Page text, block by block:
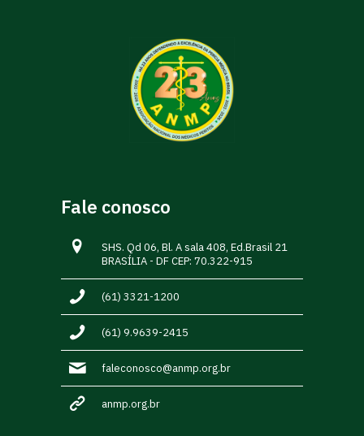
Fale conosco
SHS. Qd 06, Bl. A sala 408, Ed.Brasil 21
BRASÍLIA - DF CEP: 70.322-915
(61) 3321-1200
(61) 9.9639-2415
faleconosco@anmp.org.br
anmp.org.br